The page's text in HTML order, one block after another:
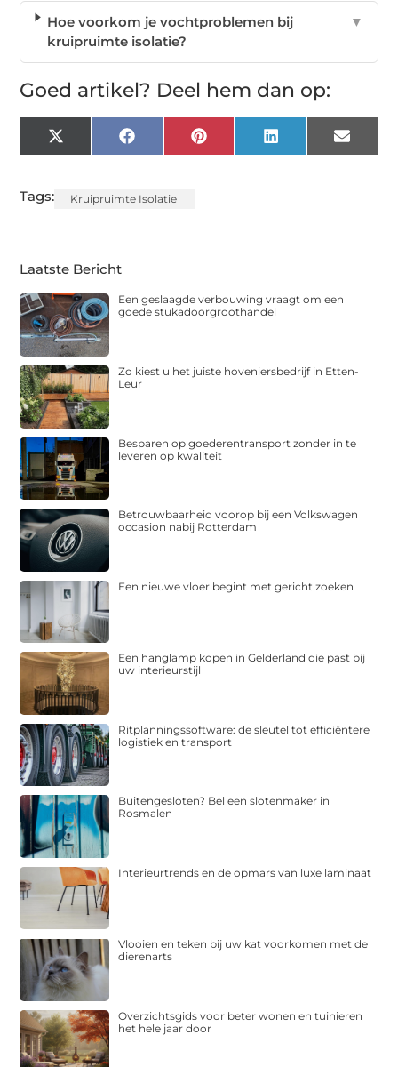
Hoe voorkom je vochtproblemen bij
kruipruimte isolatie?
▼
Goed artikel? Deel hem dan op:
X
(Twitter)
FacebookPinterest LinkedIn Email
Tags: Kruipruimte Isolatie
Laatste Bericht
Een geslaagde verbouwing vraagt om een
goede stukadoorgroothandel
Zo kiest u het juiste hoveniersbedrijf in Etten-
Leur
Besparen op goederentransport zonder in te
leveren op kwaliteit
Betrouwbaarheid voorop bij een Volkswagen
occasion nabij Rotterdam
Een nieuwe vloer begint met gericht zoeken
Een hanglamp kopen in Gelderland die past bij
uw interieurstijl
Ritplanningssoftware: de sleutel tot efficiëntere
logistiek en transport
Buitengesloten? Bel een slotenmaker in
Rosmalen
Interieurtrends en de opmars van luxe laminaat
Vlooien en teken bij uw kat voorkomen met de
dierenarts
Overzichtsgids voor beter wonen en tuinieren
het hele jaar door